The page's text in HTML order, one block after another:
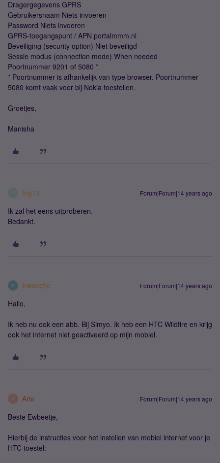
Dragergegevens GPRS
Gebruikersnaam Niets invoeren
Password Niets invoeren
GPRS-toegangspunt / APN portalmmm.nl
Beveiliging (security option) Niet beveiligd
Sessie modus (connection mode) When needed
Poortnummer 9201 of 5080 *
* Poortnummer is afhankelijk van type browser. Poortnummer
5080 komt vaak voor bij Nokia toestellen.
Groetjes,
Manisha
Ing13 Forum|Forum|14 years ago
Ik zal het eens uitproberen.
Bedankt.
E Ewbeetje Forum|Forum|14 years ago
Hallo,
Ik heb nu ook een abb. Bij Simyo. Ik heb een HTC Wildfire en krijg
ook het internet niet geactiveerd op mijn mobiel.
A Arie Forum|Forum|14 years ago
Beste Ewbeetje,
Hierbij de instructies voor het instellen van mobiel internet voor je
HTC toestel: